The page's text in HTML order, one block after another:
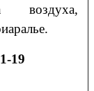
воздуха,
19